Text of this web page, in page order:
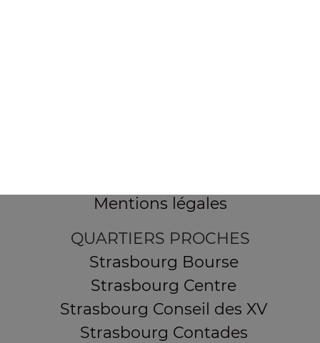
Mentions légales
QUARTIERS PROCHES
Strasbourg Bourse
Strasbourg Centre
Strasbourg Conseil des XV
Strasbourg Contades